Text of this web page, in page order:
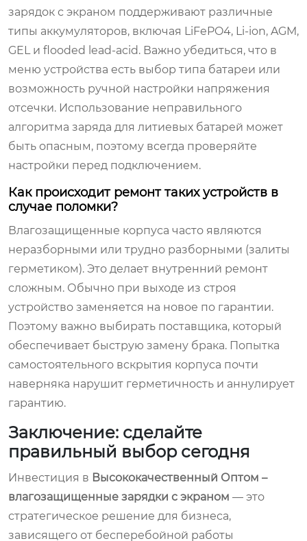
зарядок с экраном поддерживают различные
типы аккумуляторов, включая LiFePO4, Li-ion, AGM,
GEL и flooded lead-acid. Важно убедиться, что в
меню устройства есть выбор типа батареи или
возможность ручной настройки напряжения
отсечки. Использование неправильного
алгоритма заряда для литиевых батарей может
быть опасным, поэтому всегда проверяйте
настройки перед подключением.
Как происходит ремонт таких устройств в
случае поломки?
Влагозащищенные корпуса часто являются
неразборными или трудно разборными (залиты
герметиком). Это делает внутренний ремонт
сложным. Обычно при выходе из строя
устройство заменяется на новое по гарантии.
Поэтому важно выбирать поставщика, который
обеспечивает быструю замену брака. Попытка
самостоятельного вскрытия корпуса почти
наверняка нарушит герметичность и аннулирует
гарантию.
Заключение: сделайте
правильный выбор сегодня
Инвестиция в Высококачественный Оптом –
влагозащищенные зарядки с экраном — это
стратегическое решение для бизнеса,
зависящего от бесперебойной работы